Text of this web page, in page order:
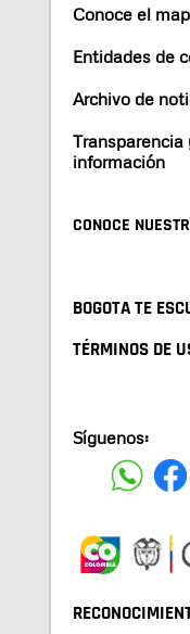
Conoce el
Entidades de
Archivo de
Transparencia
información
CONOCE
BOGOTA TE
TÉRMINOS DE
Síguenos: